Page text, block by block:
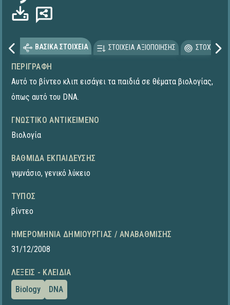
ΒΑΣΙΚΑ ΣΤΟΙΧΕΙΑ ΣΤΟΙΧΕΙΑ ΑΞΙΟΠΟΙΗΣΗΣ
ΠΕΡΙΓΡΑΦΉ
Αυτό το βίντεο κλιπ εισάγει τα παιδιά σε θέματα βιολογίας,
όπως αυτό του DNA.
ΓΝΩΣΤΙΚΌ ΑΝΤΙΚΕΊΜΕΝΟ
Βιολογία
ΒΑΘΜΊΔΑ ΕΚΠΑΊΔΕΥΣΗΣ
γυμνάσιο, γενικό λύκειο
ΤΎΠΟΣ
βίντεο
ΗΜΕΡΟΜΗΝΊΑ ΔΗΜΙΟΥΡΓΊΑΣ / ΑΝΑΒΆΘΜΙΣΗΣ
31/12/2008
ΛΈΞΕΙΣ - ΚΛΕΙΔΙΆ
Biology
DNA